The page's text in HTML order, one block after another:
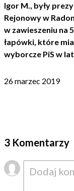
Igor M., były
Rejonowy w
w zawieszeniu na
łapówki, które
wyborcze PiS w
26 marzec 2019
3 Komentarzy